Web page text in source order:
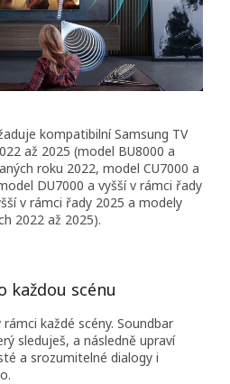
kompatibilní Samsung TV
až 2025 (model BU8000 a
roku 2022, model CU7000 a
DU7000 a vyšší v rámci řady
v rámci řady 2025 a modely
2022 až 2025).
každou scénu
každé scény. Soundbar
sleduješ, a následně upraví
a srozumitelné dialogy i